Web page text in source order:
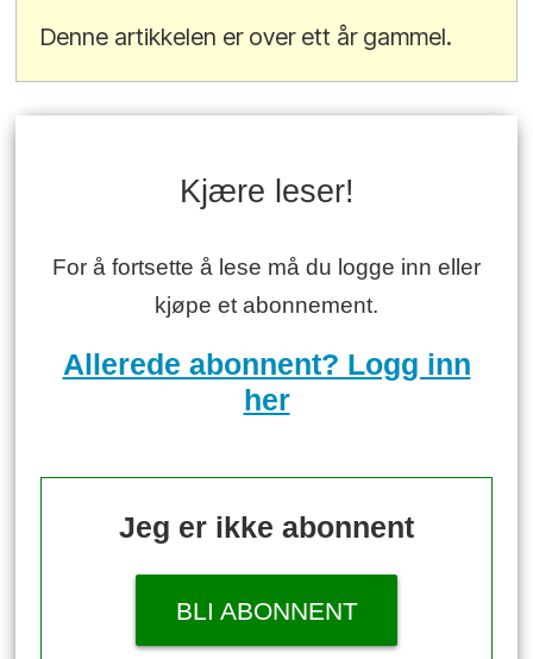
Denne artikkelen er over ett år gammel.
Kjære leser!
For å fortsette å lese må du logge inn eller
kjøpe et abonnement.
Allerede abonnent? Logg inn
her
Jeg er ikke abonnent
BLI ABONNENT